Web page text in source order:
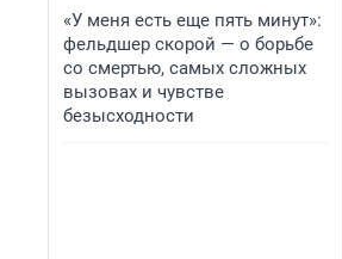
«У меня есть еще пять минут»:
фельдшер скорой — о борьбе
со смертью, самых сложных
вызовах и чувстве
безысходности